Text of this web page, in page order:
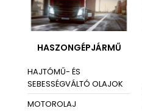
HASZONGÉPJÁRMŰ
HAJTÓMŰ- ÉS
SEBESSÉGVÁLTÓ OLAJOK
MOTOROLAJ